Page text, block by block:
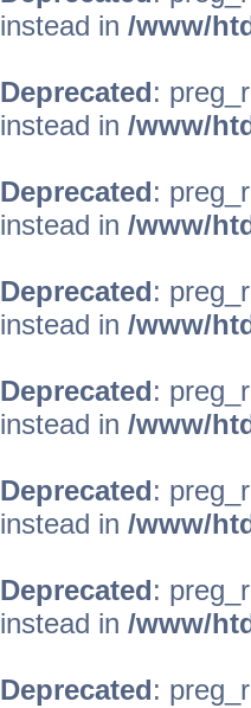
instead in /www/
Deprecated:
instead in /www/
Deprecated:
instead in /www/
Deprecated:
instead in /www/
Deprecated:
instead in /www/
Deprecated:
instead in /www/
Deprecated:
instead in /www/
Deprecated: